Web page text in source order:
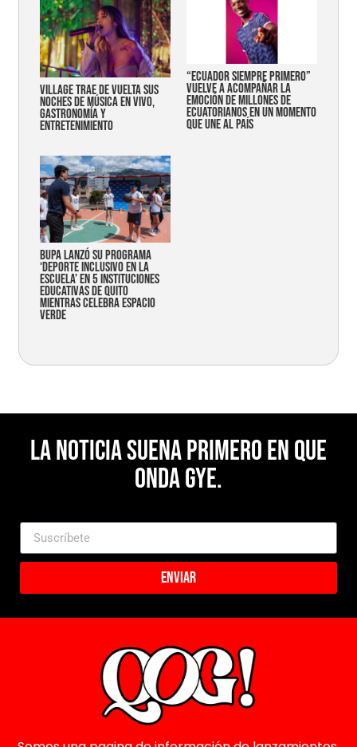
Village trae de vuelta sus
noches de música en vivo,
gastronomía y
entretenimiento
“Ecuador siempre primero”
vuelve a acompañar la
emoción de millones de
ecuatorianos en un momento
que une al país
Bupa lanzó su programa
‘Deporte Inclusivo en la
Escuela’ en 5 instituciones
educativas de Quito
mientras celebra espacio
verde
La noticia suena primero en Que
Onda Gye.
Enviar